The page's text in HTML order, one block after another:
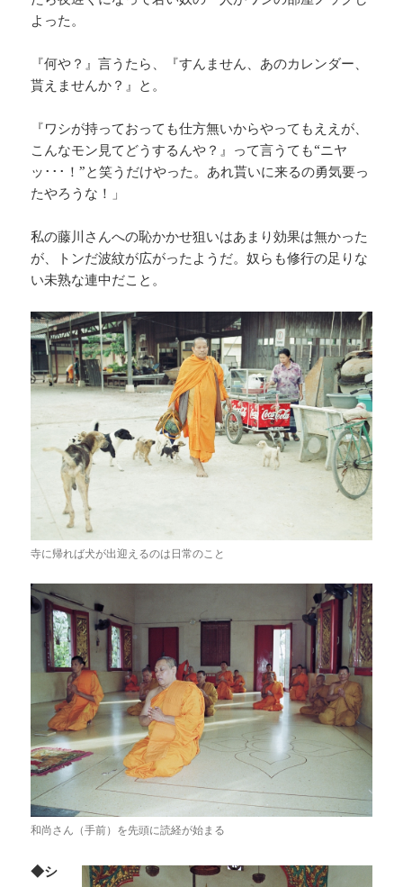
よった。
『何や？』言うたら、『すんません、あのカレンダー、
貰えませんか？』と。
『ワシが持っておっても仕方無いからやってもええが、
こんなモン見てどうするんや？』って言うても“ニヤ
ッ･･･！”と笑うだけやった。あれ貰いに来るの勇気要っ
たやろうな！」
私の藤川さんへの恥かかせ狙いはあまり効果は無かった
が、トンだ波紋が広がったようだ。奴らも修行の足りな
い未熟な連中だこと。
寺に帰れば犬が出迎えるのは日常のこと
和尚さん（手前）を先頭に読経が始まる
◆シ